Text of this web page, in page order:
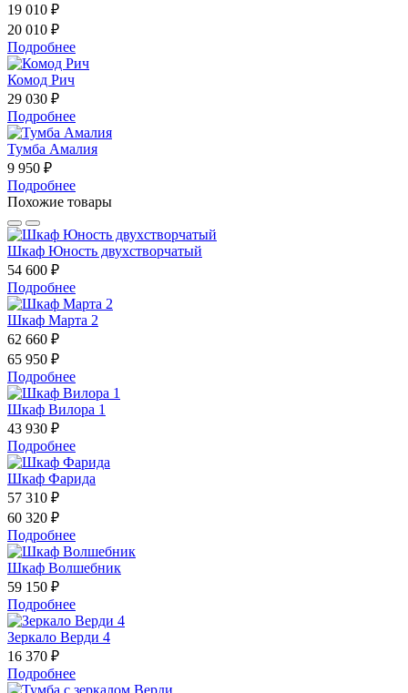
19 010 ₽
20 010 ₽
Подробнее
Комод Рич
29 030 ₽
Подробнее
Тумба Амалия
9 950 ₽
Подробнее
Похожие товары
Шкаф Юность двухстворчатый
54 600 ₽
Подробнее
Шкаф Марта 2
62 660 ₽
65 950 ₽
Подробнее
Шкаф Вилора 1
43 930 ₽
Подробнее
Шкаф Фарида
57 310 ₽
60 320 ₽
Подробнее
Шкаф Волшебник
59 150 ₽
Подробнее
Зеркало Верди 4
16 370 ₽
Подробнее